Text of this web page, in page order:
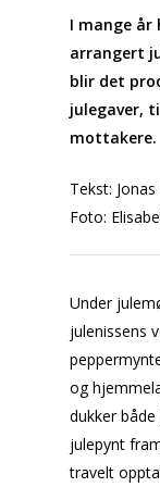
I mange år
arrangert
blir det
julegaver,
mottakere.
Tekst:
Foto:
Under
julenissens
og
dukker
julepynt
travelt